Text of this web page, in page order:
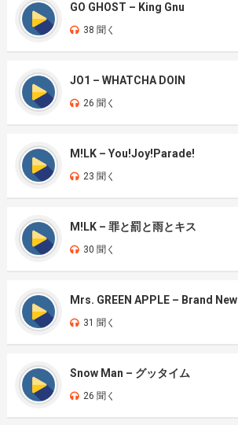
GO GHOST – King Gnu
38 聞く
JO1 – WHATCHA DOIN
26 聞く
M!LK – You!Joy!Parade!
23 聞く
M!LK – 罪と罰と雨とキス
30 聞く
Mrs. GREEN APPLE – Brand New
31 聞く
Snow Man – グッタイム
26 聞く